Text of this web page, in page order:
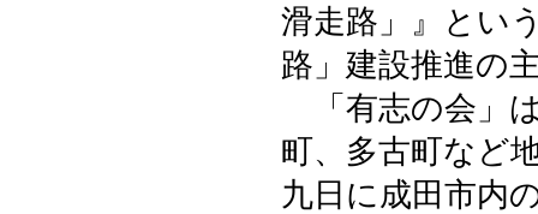
滑走路」』とい
路」建設推進の
「有志の会」
町、多古町など
九日に成田市内